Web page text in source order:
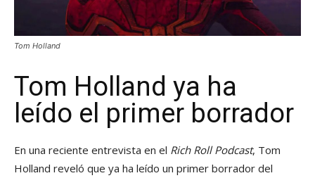
Tom Holland
Tom Holland ya ha
leído el primer borrador
En una reciente entrevista en el Rich Roll Podcast, Tom
Holland reveló que ya ha leído un primer borrador del